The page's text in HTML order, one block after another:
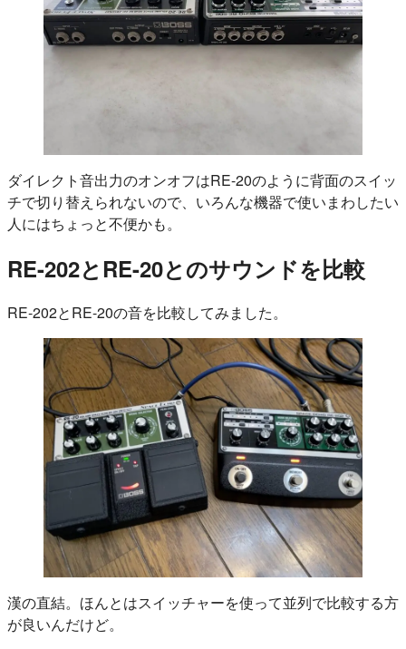
ダイレクト音出力のオンオフはRE-20のように背面のスイッ
チで切り替えられないので、いろんな機器で使いまわしたい
人にはちょっと不便かも。
RE-202とRE-20とのサウンドを比較
RE-202とRE-20の音を比較してみました。
漢の直結。ほんとはスイッチャーを使って並列で比較する方
が良いんだけど。